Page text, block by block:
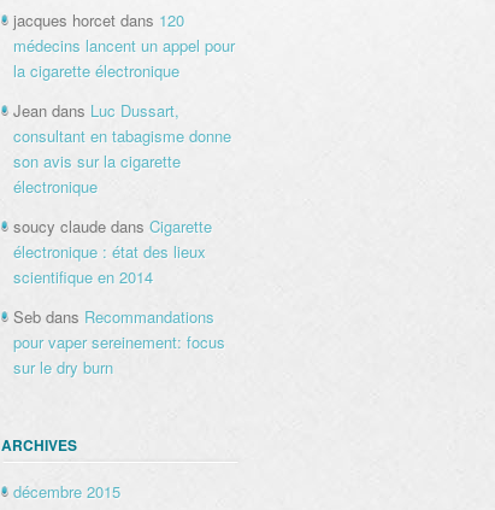
jacques horcetdans 120
médecins lancent un appel pour
la cigarette électronique
Jeandans Luc Dussart,
consultant en tabagisme donne
son avis sur la cigarette
électronique
soucy claudedans Cigarette
électronique : état des lieux
scientifique en 2014
Sebdans Recommandations
pour vaper sereinement: focus
sur le dry burn
ARCHIVES
décembre 2015